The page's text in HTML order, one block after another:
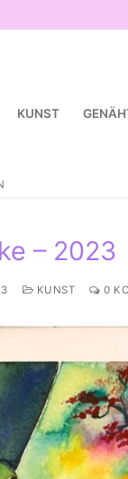
KUNST
– 2023
KUNST 0